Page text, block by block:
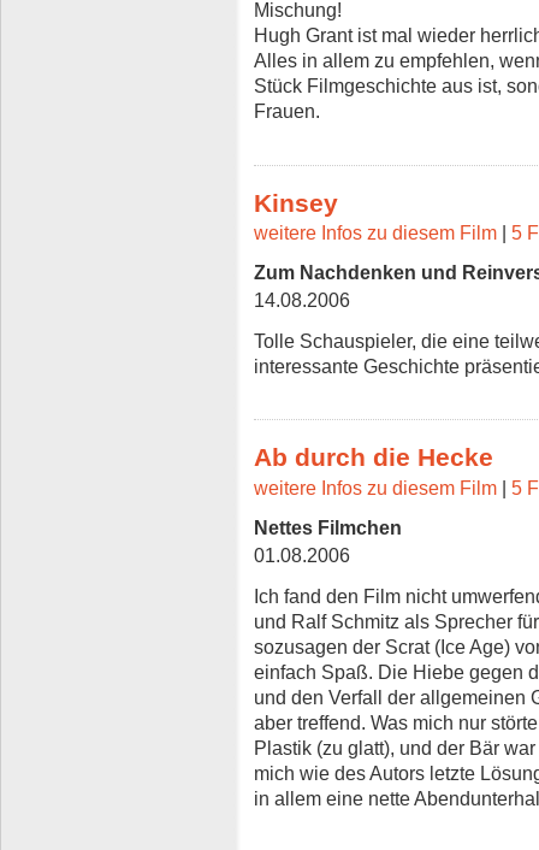
Mischung!
Hugh Grant ist mal wieder
Alles in allem zu empfehlen,
Stück Filmgeschichte aus ist,
Frauen.
Kinsey
weitere Infos zu diesem Film | 5
Zum Nachdenken und
14.08.2006
Tolle Schauspieler, die eine
interessante Geschichte
Ab durch die Hecke
weitere Infos zu diesem Film | 5
Nettes Filmchen
01.08.2006
Ich fand den Film nicht
und Ralf Schmitz als Sprecher
sozusagen der Scrat (Ice Age)
einfach Spaß. Die Hiebe gegen
und den Verfall der allgemeinen
aber treffend. Was mich nur
Plastik (zu glatt), und der Bär
mich wie des Autors letzte
in allem eine nette